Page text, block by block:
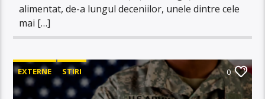
alimentat, de-a lungul deceniilor, unele dintre cele
mai […]
EXTERNE STIRI 0